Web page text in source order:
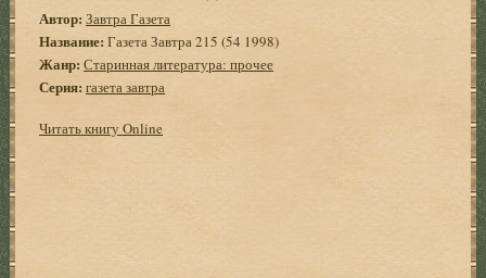
Автор: Завтра Газета
Название: Газета Завтра 215 (54 1998)
Жанр: Старинная литература: прочее
Серия: газета завтра
Читать книгу Online